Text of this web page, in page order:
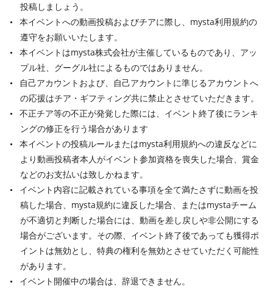
投稿しましょう。
本イベントへの動画投稿およびチアに際し、mysta利用規約の
遵守をお願いいたします。
本イベントはmysta株式会社が主催しているものであり、アッ
プル社、グーグル社によるものではありません。
自己アカウントおよび、自己アカウントに準じるアカウントへ
の応援はチア・ギフティング共に禁止とさせていただきます。
不正チア等の不正が発覚した際には、イベント終了後にランキ
ングの修正を行う場合があります
本イベントの投稿ルールまたはmysta利用規約への違反などに
より動画投稿者本人がイベント参加資格を喪失した場合、賞金
などのお支払いは致しかねます。
イベント内容に記載されている事項を全て満たさずに動画を投
稿した場合、mysta規約に違反した場合、またはmystaチーム
が不適切と判断した場合には、動画を差し戻しや非公開にする
場合がございます。その際、イベント終了後であっても獲得ポ
イントは無効とし、特典の権利を無効とさせていただく可能性
があります。
イベント開催中の場合は、辞退できません。